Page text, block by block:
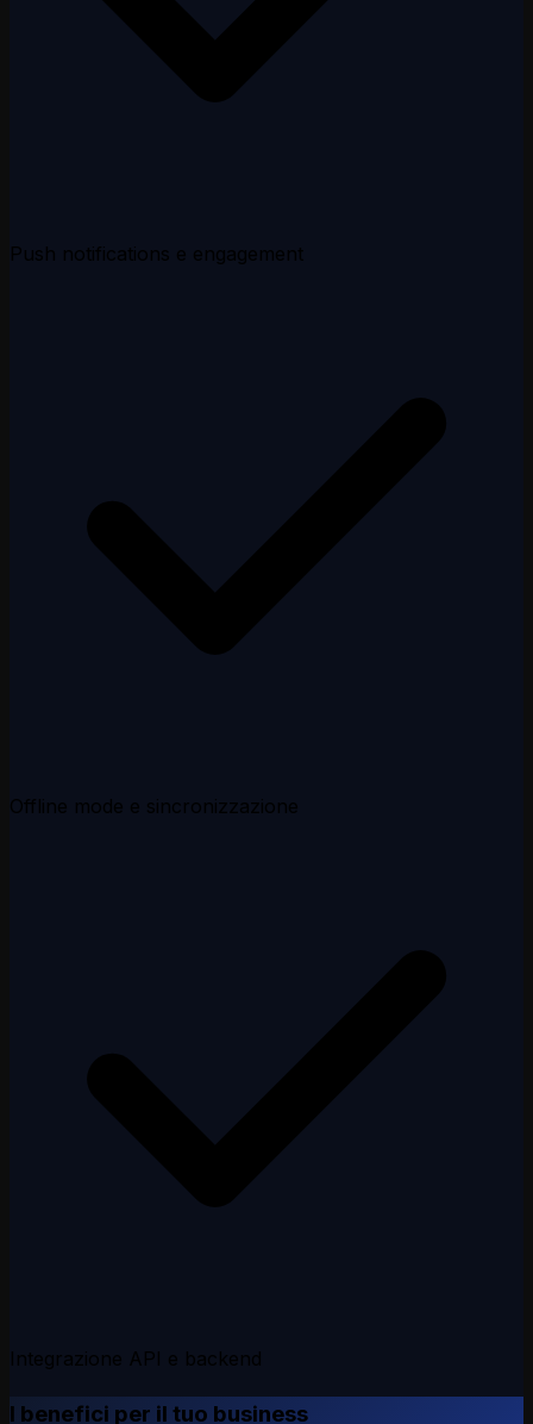
Push notifications e engagement
Offline mode e sincronizzazione
Integrazione API e backend
I benefici per il tuo business